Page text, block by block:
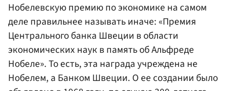
Нобелевскую премию по экономике на самом
деле правильнее называть иначе: «Премия
Центрального банка Швеции в области
экономических наук в память обАльфреде
Нобеле». То есть, эта награда учреждена не
Нобелем, а Банком Швеции. О ее создании было